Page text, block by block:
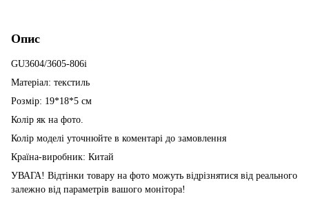
Опис
GU3604/3605-806i
Матеріал: текстиль
Розмір: 19*18*5 см
Колір як на фото.
Колір моделі уточнюйте в коментарі до замовлення
Країна-виробник: Китай
УВАГА! Відтінки товару на фото можуть відрізнятися від реального
залежно від параметрів вашого монітора!